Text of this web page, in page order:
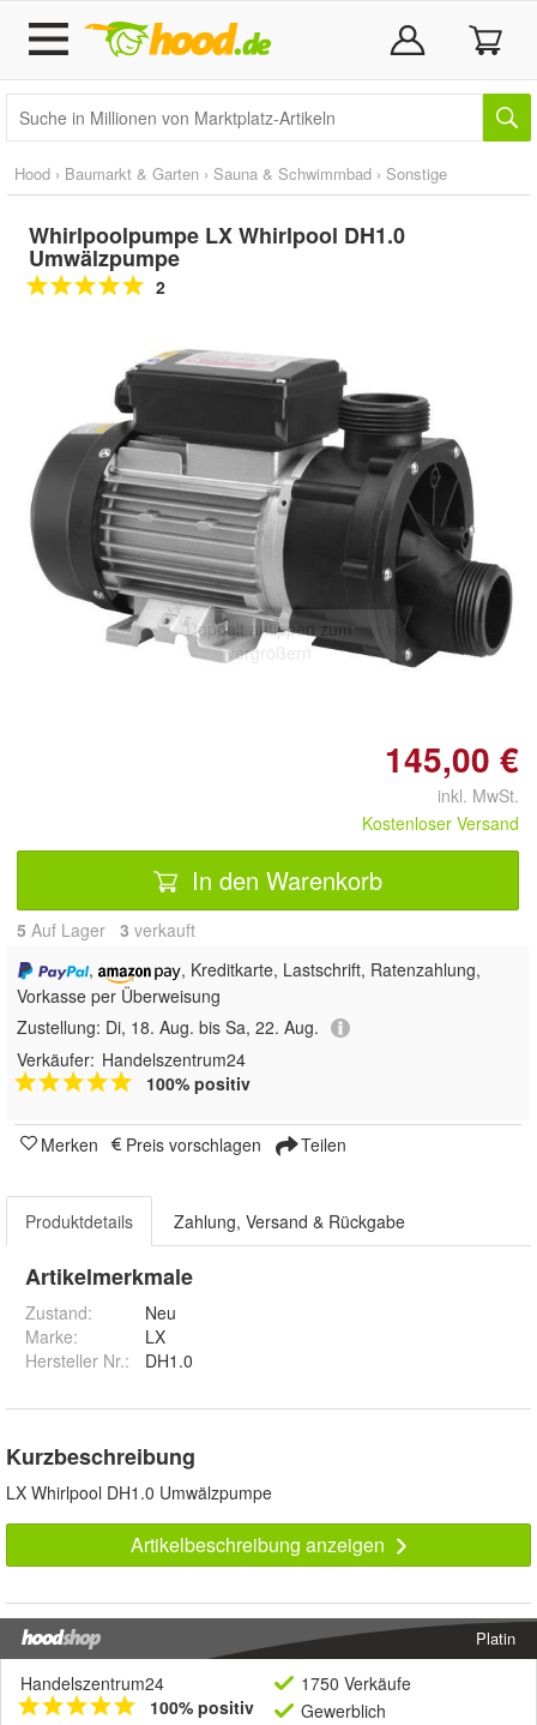
Hood › Baumarkt & Garten › Sauna & Schwimmbad › Sonstige
Whirlpoolpumpe LX Whirlpool DH1.0
Umwälzpumpe
2
Doppelt antippen zum
vergrößern
145,00 €
inkl. MwSt.
Kostenloser Versand
In den Warenkorb
5 Auf Lager 3 verkauft
,
, Kreditkarte, Lastschrift, Ratenzahlung,
Vorkasse per Überweisung
Zustellung: Di, 18. Aug. bis Sa, 22. Aug.
Verkäufer: Handelszentrum24
100% positiv
Merken Preis vorschlagen Teilen
Produktdetails Zahlung, Versand & Rückgabe
Artikelmerkmale
Zustand:
Neu
Marke:
LX
Hersteller Nr.:
DH1.0
Kurzbeschreibung
LX Whirlpool DH1.0 Umwälzpumpe
Artikelbeschreibung anzeigen
Platin
Handelszentrum24
100% positiv
1750 Verkäufe
Gewerblich